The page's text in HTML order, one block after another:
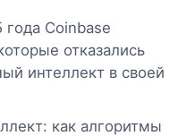
Coinbase
отказались
интеллект в своей
как алгоритмы